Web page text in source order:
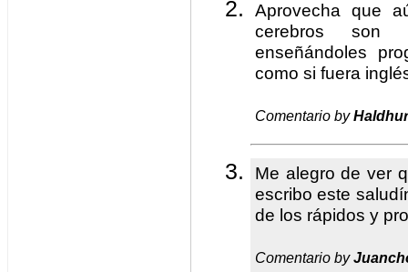
Aprovecha que
cerebros
enseñándoles
como si fuera
Comentario byHaldhur
Me alegro de ver
escribo este
de los rápidos y
Comentario by